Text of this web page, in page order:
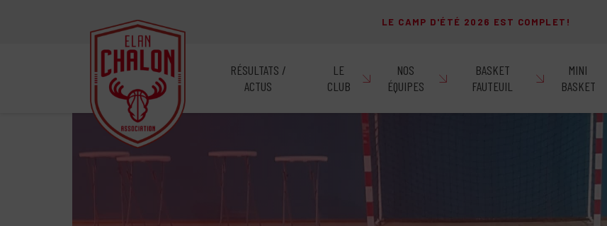
LE CAMP D'ÉTÉ 2026 EST COMPLET!
RÉSULTATS /
ACTUS
LE
CLUB
NOS
ÉQUIPES
BASKET
FAUTEUIL
MINI
BASKET